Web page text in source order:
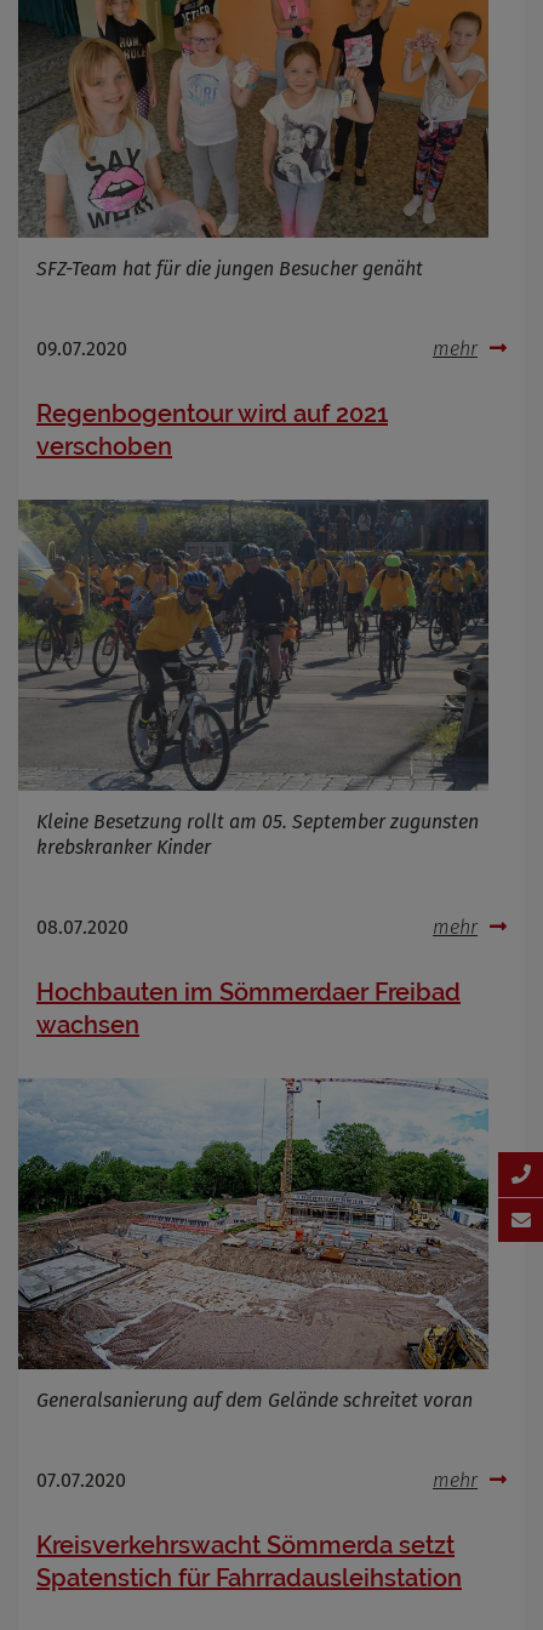
SFZ-Team hat für die jungen Besucher genäht
09.07.2020 mehr
Regenbogentour wird auf 2021
verschoben
Kleine Besetzung rollt am 05. September zugunsten
krebskranker Kinder
08.07.2020 mehr
Hochbauten im Sömmerdaer Freibad
wachsen
Generalsanierung auf dem Gelände schreitet voran
07.07.2020 mehr
Kreisverkehrswacht Sömmerda setzt
Spatenstich für Fahrradausleihstation